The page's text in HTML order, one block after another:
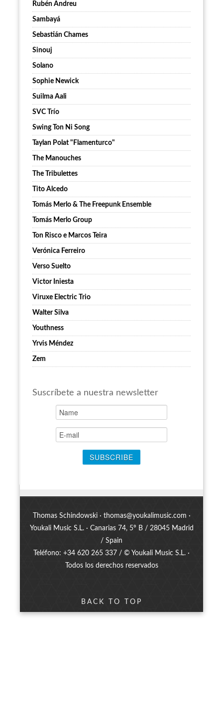
Rubén Andreu
Sambayá
Sebastián Chames
Sinouj
Solano
Sophie Newick
Suilma Aali
SVC Trío
Swing Ton Ni Song
Taylan Polat "Flamenturco"
The Manouches
The Tribulettes
Tito Alcedo
Tomás Merlo & The Freepunk Ensemble
Tomás Merlo Group
Ton Risco e Marcos Teira
Verónica Ferreiro
Verso Suelto
Victor Iniesta
Viruxe Electric Trio
Walter Silva
Youthness
Yrvis Méndez
Zem
Suscríbete a nuestra newsletter
Thomas Schindowski · thomas@youkalimusic.com ·
Youkali Music S.L. · Canarias 74, 5º B / 28045 Madrid
/ Spain
Teléfono: +34 620 265 337 / © Youkali Music S.L. ·
Todos los derechos reservados
BACK TO TOP